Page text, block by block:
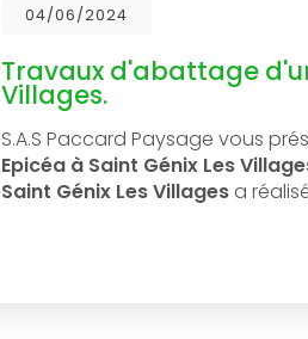
04/06/2024
Travaux d'abattage
Villages.
S.A.S Paccard Paysage vous
Epicéa à Saint Génix Les
Saint Génix Les Villages a